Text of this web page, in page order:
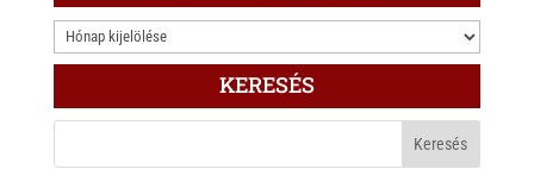
3.000
ÍRÁS
BLOGON
KERESÉS